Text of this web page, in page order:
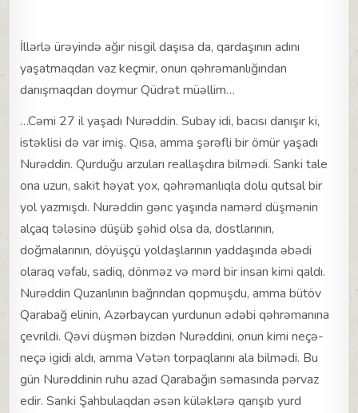
İllərlə ürəyində ağır nisgil daşısa da, qardaşının adını
yaşatmaqdan vaz keçmir, onun qəhrəmanlığından
danışmaqdan doymur Qüdrət müəllim…
…Cəmi 27 il yaşadı Nurəddin. Subay idi, bacısı danışır ki,
istəklisi də var imiş. Qısa, amma şərəfli bir ömür yaşadı
Nurəddin. Qurduğu arzuları reallaşdıra bilmədi. Sanki tale
ona uzun, sakit həyat yox, qəhrəmanlıqla dolu qutsal bir
yol yazmışdı. Nurəddin gənc yaşında namərd düşmənin
alçaq tələsinə düşüb şəhid olsa da, dostlarının,
doğmalarının, döyüşçü yoldaşlarının yaddaşında əbədi
olaraq vəfalı, sadiq, dönməz və mərd bir insan kimi qaldı.
Nurəddin Quzanlının bağrından qopmuşdu, amma bütöv
Qarabağ elinin, Azərbaycan yurdunun ədəbi qəhrəmanına
çevrildi. Qəvi düşmən bizdən Nurəddini, onun kimi neçə-
neçə igidi aldı, amma Vətən torpaqlarını ala bilmədi. Bu
gün Nurəddinin ruhu azad Qarabağın səmasında pərvaz
edir. Sanki Şahbulaqdan əsən küləklərə qarışıb yurd